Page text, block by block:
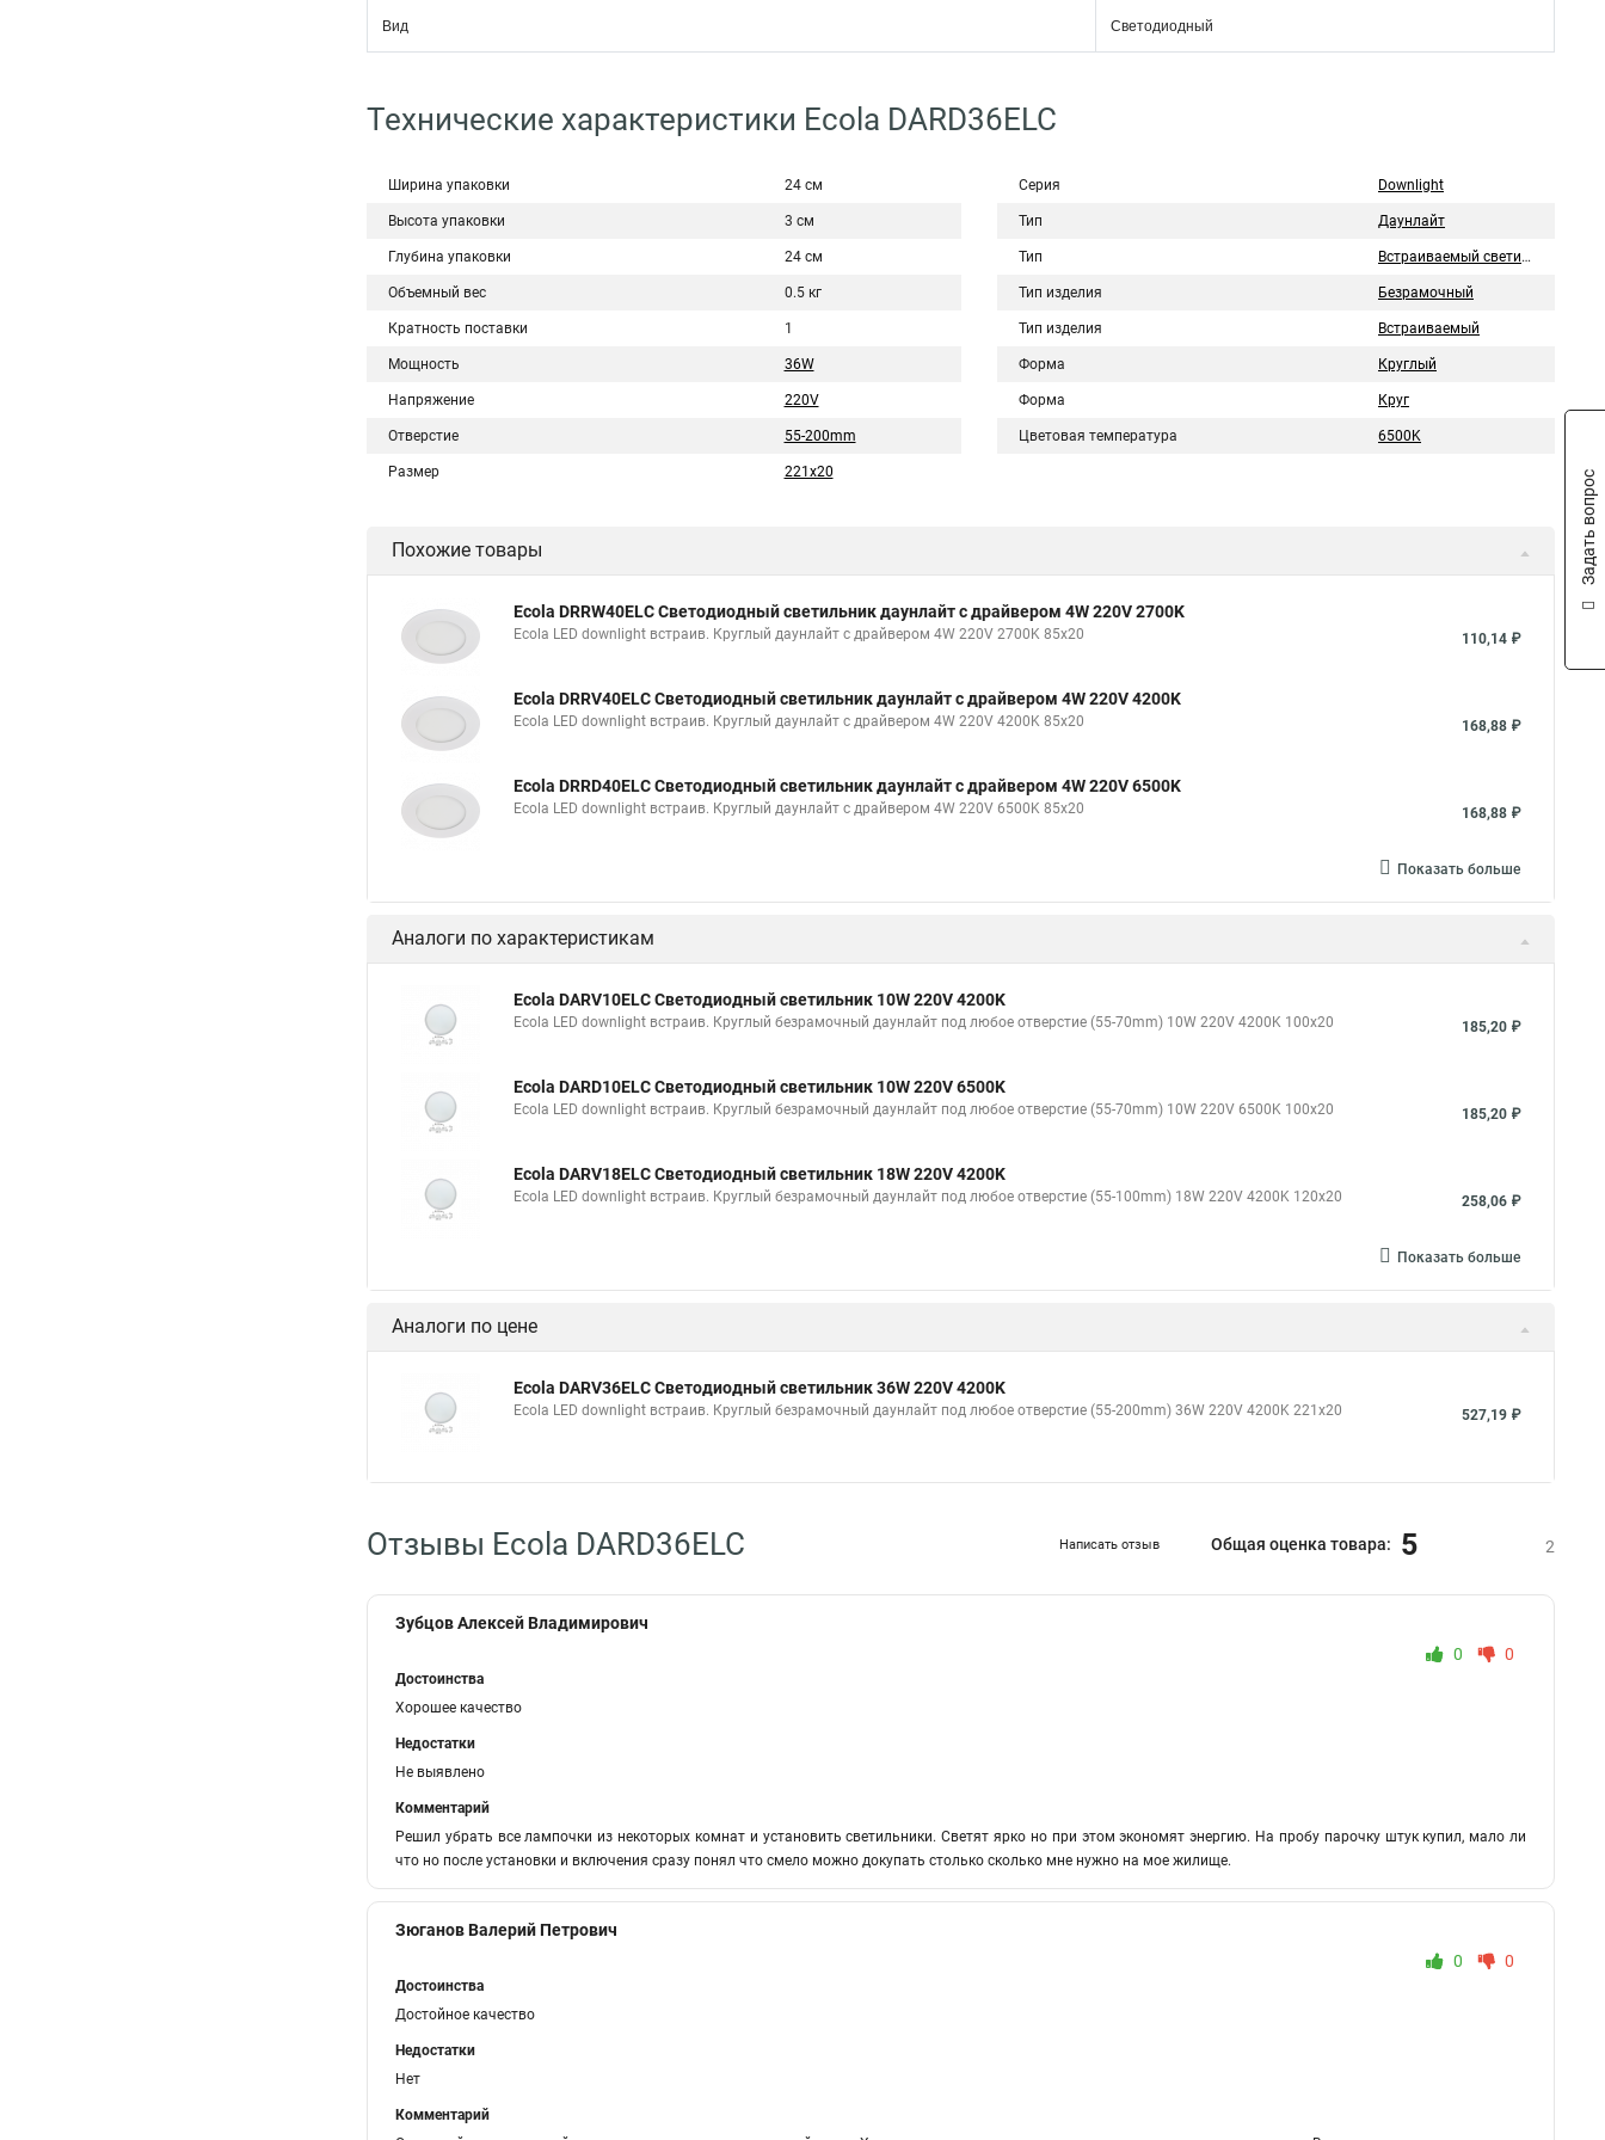
Вид Светодиодный
Технические характеристики Ecola DARD36ELC
Ширина упаковки 24 см
Высота упаковки 3 см
Глубина упаковки 24 см
Объемный вес 0.5 кг
Кратность поставки 1
Мощность 36W
Напряжение 220V
Отверстие 55-200mm
Размер 221x20
Серия Downlight
Тип Даунлайт
Тип Встраиваемый светильник
Тип изделия Безрамочный
Тип изделия Встраиваемый
Форма Круглый
Форма Круг
Цветовая температура 6500K
Похожие товары
Ecola DRRW40ELC Светодиодный светильник даунлайт с драйвером 4W 220V 2700K
Ecola LED downlight встраив. Круглый даунлайт с драйвером 4W 220V 2700K 85x20 110,14 ₽
Ecola DRRV40ELC Светодиодный светильник даунлайт с драйвером 4W 220V 4200K
Ecola LED downlight встраив. Круглый даунлайт с драйвером 4W 220V 4200K 85x20 168,88 ₽
Ecola DRRD40ELC Светодиодный светильник даунлайт с драйвером 4W 220V 6500K
Ecola LED downlight встраив. Круглый даунлайт с драйвером 4W 220V 6500K 85x20 168,88 ₽
Показать больше
Аналоги по характеристикам
Ecola DARV10ELC Светодиодный светильник 10W 220V 4200K
Ecola LED downlight встраив. Круглый безрамочный даунлайт под любое отверстие (55-70mm) 10W 220V 4200K 100x20 185,20 ₽
Ecola DARD10ELC Светодиодный светильник 10W 220V 6500K
Ecola LED downlight встраив. Круглый безрамочный даунлайт под любое отверстие (55-70mm) 10W 220V 6500K 100x20 185,20 ₽
Ecola DARV18ELC Светодиодный светильник 18W 220V 4200K
Ecola LED downlight встраив. Круглый безрамочный даунлайт под любое отверстие (55-100mm) 18W 220V 4200K 120x20 258,06 ₽
Показать больше
Аналоги по цене
Ecola DARV36ELC Светодиодный светильник 36W 220V 4200K
Ecola LED downlight встраив. Круглый безрамочный даунлайт под любое отверстие (55-200mm) 36W 220V 4200K 221x20 527,19 ₽
Отзывы Ecola DARD36ELC Написать отзыв Общая оценка товара: 5 2
Зубцов Алексей Владимирович
0
0
Достоинства
Хорошее качество
Недостатки
Не выявлено
Комментарий
Решил убрать все лампочки из некоторых комнат и установить светильники. Светят ярко но при этом экономят энергию. На пробу парочку штук купил, мало ли
что но после установки и включения сразу понял что смело можно докупать столько сколько мне нужно на мое жилище.
Зюганов Валерий Петрович
0
0
Достоинства
Достойное качество
Недостатки
Нет
Комментарий
Задать вопрос